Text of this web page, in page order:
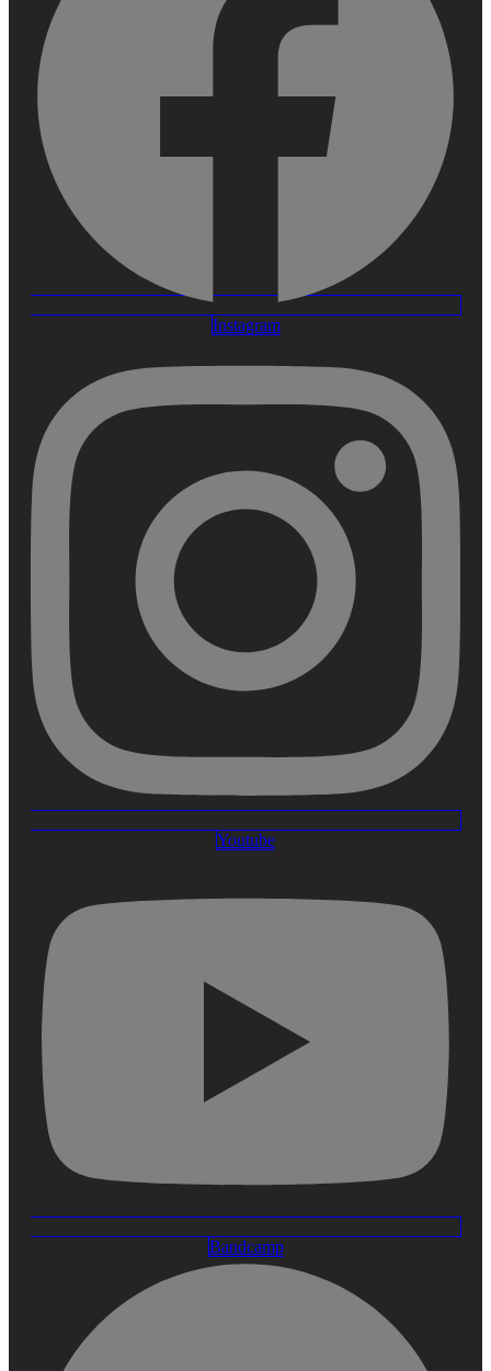
Instagram
Youtube
Bandcamp